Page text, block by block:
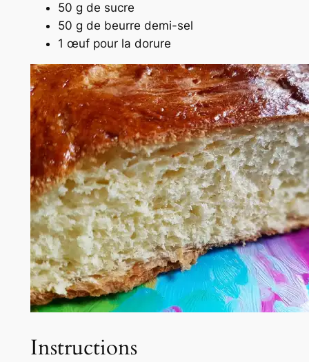
50 g de sucre
50 g de beurre demi-sel
1 œuf pour la dorure
Instructions